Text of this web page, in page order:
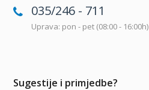
035/246 - 711
Uprava: pon - pet (08:00 - 16:00h)
Sugestije i primjedbe?